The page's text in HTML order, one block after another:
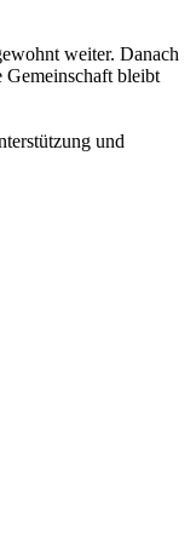
weiter. Danach
Gemeinschaft bleibt
und